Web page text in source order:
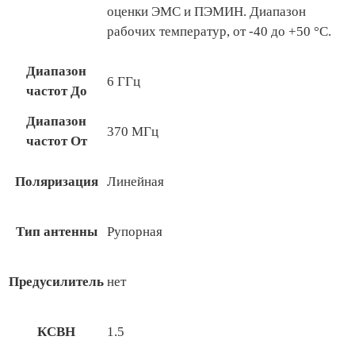
оценки ЭМС и ПЭМИН. Диапазон
рабочих температур, от -40 до +50 °С.
Диапазон
частот До
6 ГГц
Диапазон
частот От
370 МГц
Поляризация Линейная
Тип антенны Рупорная
Предусилитель нет
КСВН 1.5